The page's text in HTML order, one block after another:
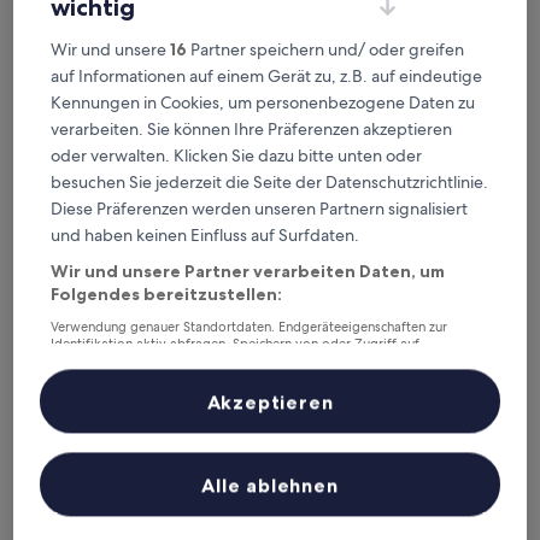
The Chelsea Breath
The Chelsea Breath
3.0-
Sterne-
Unterkunft
3,9 km von Flughafen Takamatsu (TAK) entfernt
von
Außergewöhnlich,
(35
Bewertungen)
9,4/10 Außergewöhnlich (35 Bewertungen)
Der
181 €
Kiyomi Sanso Hanajukai
wichtig
Wir und unsere16 Partner speichern und/ oder greifen
auf Informationen auf einem Gerät zu, z.B. auf eindeutige
Kennungen in Cookies, um personenbezogene Daten zu
verarbeiten. Sie können Ihre Präferenzen akzeptieren
oder verwalten. Klicken Sie dazu bitte unten oder
besuchen Sie jederzeit die Seite der Datenschutzrichtlinie.
Diese Präferenzen werden unseren Partnern signalisiert
und haben keinen Einfluss auf Surfdaten.
Wir und unsere Partner verarbeiten Daten, um
Folgendes bereitzustellen:
Verwendung genauer Standortdaten. Endgeräteeigenschaften zur
Identifikation aktiv abfragen. Speichern von oder Zugriff auf
Inhalte, Messung von Werbeleistung und der Performance von Inhalten,
Zielgruppenforschung sowie Entwicklung und Verbesserung von
Liste der Partner (Lieferanten)
Alle ablehnen
Akzeptieren